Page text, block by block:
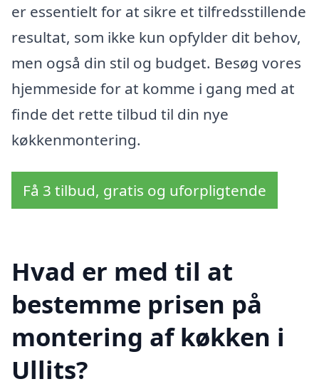
er essentielt for at sikre et tilfredsstillende
resultat, som ikke kun opfylder dit behov,
men også din stil og budget. Besøg vores
hjemmeside for at komme i gang med at
finde det rette tilbud til din nye
køkkenmontering.
Få 3 tilbud, gratis og uforpligtende
Hvad er med til at
bestemme prisen på
montering af køkken i
Ullits?